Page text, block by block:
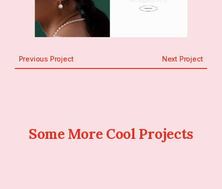
Previous Project Next Project
Some More Cool Projects